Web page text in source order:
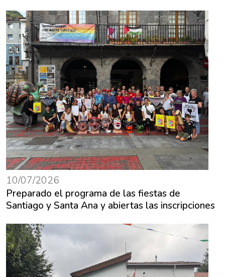
10/07/2026
Preparado el programa de las fiestas de
Santiago y Santa Ana y abiertas las inscripciones